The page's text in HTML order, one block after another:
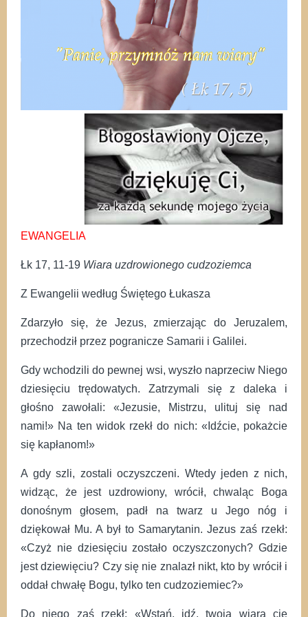
EWANGELIA
Łk 17, 11-19 Wiara uzdrowionego cudzoziemca
Z Ewangelii według Świętego Łukasza
Zdarzyło się, że Jezus, zmierzając do Jeruzalem,
przechodził przez pogranicze Samarii i Galilei.
Gdy wchodzili do pewnej wsi, wyszło naprzeciw Niego
dziesięciu trędowatych. Zatrzymali się z daleka i
głośno zawołali: «Jezusie, Mistrzu, ulituj się nad
nami!» Na ten widok rzekł do nich: «Idźcie, pokażcie
się kapłanom!»
A gdy szli, zostali oczyszczeni. Wtedy jeden z nich,
widząc, że jest uzdrowiony, wrócił, chwaląc Boga
donośnym głosem, padł na twarz u Jego nóg i
dziękował Mu. A był to Samarytanin. Jezus zaś rzekł:
«Czyż nie dziesięciu zostało oczyszczonych? Gdzie
jest dziewięciu? Czy się nie znalazł nikt, kto by wrócił i
oddał chwałę Bogu, tylko ten cudzoziemiec?»
Do niego zaś rzekł: «Wstań, idź, twoja wiara cię